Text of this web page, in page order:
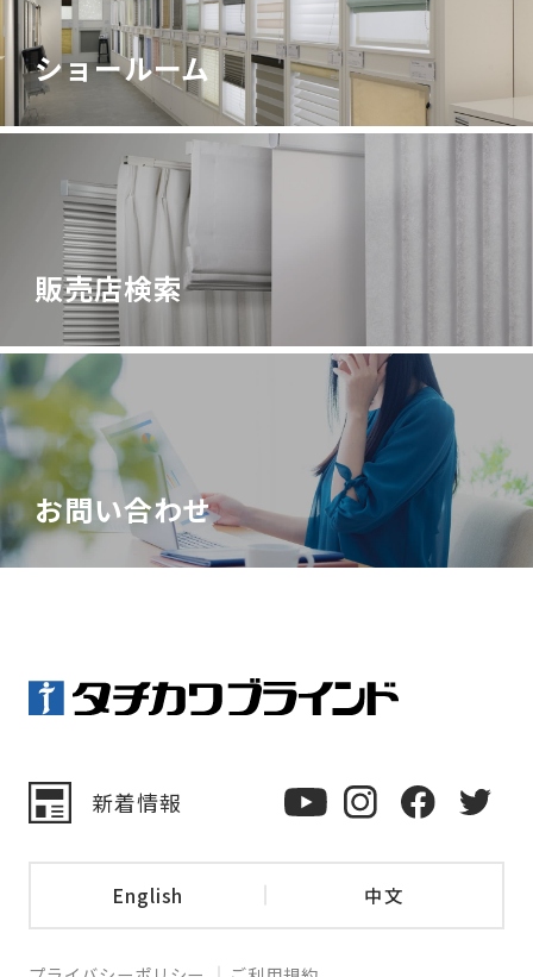
ショールーム
販売店検索
お問い合わせ
新着情報
English 中文